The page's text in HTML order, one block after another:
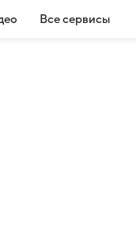
Все сервисы